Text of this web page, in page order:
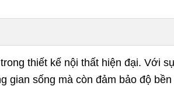
thiết kế nội thất hiện đại. Với
sống mà còn đảm bảo độ